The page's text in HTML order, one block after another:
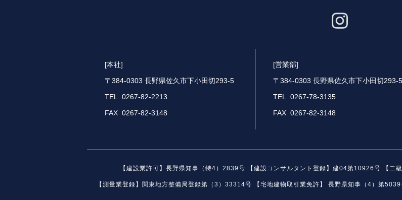
[本社]
〒384-0303 長野県佐久市下小田切293-5
TEL 0267-82-2213
FAX 0267-82-3148
[営業部]
〒384-0303 長野県佐久市下小田切293-5
TEL 0267-78-3135
FAX 0267-82-3148
【建設業許可】長野県知事（特4）2839号 【建設コンサルタント登録】建04第10926号 【二
【測量業登録】関東地方整備局登録第（3）33314号 【宅地建物取引業免許】 長野県知事（4）第